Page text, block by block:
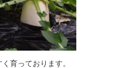
育っております。